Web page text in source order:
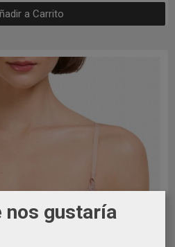
a Carrito
nos gustaría